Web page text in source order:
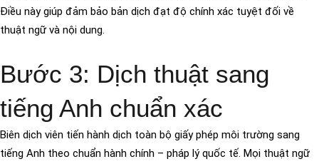
Điều này giúp đảm bảo bản dịch đạt độ chính xác tuyệt đối về
thuật ngữ và nội dung.
Bước 3: Dịch thuật sang
tiếng Anh chuẩn xác
Biên dịch viên tiến hành dịch toàn bộ giấy phép môi trường sang
tiếng Anh theo chuẩn hành chính – pháp lý quốc tế. Mọi thuật ngữ